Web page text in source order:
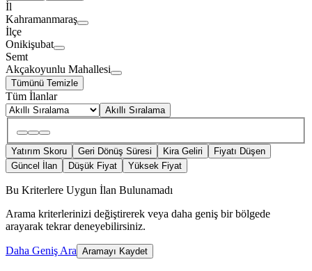
İl
Kahramanmaraş
İlçe
Onikişubat
Semt
Akçakoyunlu Mahallesi
Tümünü Temizle
Tüm İlanlar
Akıllı Sıralama
Yatırım Skoru Geri Dönüş Süresi Kira Geliri
Fiyatı Düşen
Güncel İlan
Düşük Fiyat Yüksek Fiyat
Bu Kriterlere Uygun İlan Bulunamadı
Arama kriterlerinizi değiştirerek veya daha geniş bir bölgede
arayarak tekrar deneyebilirsiniz.
Daha Geniş Ara Aramayı Kaydet